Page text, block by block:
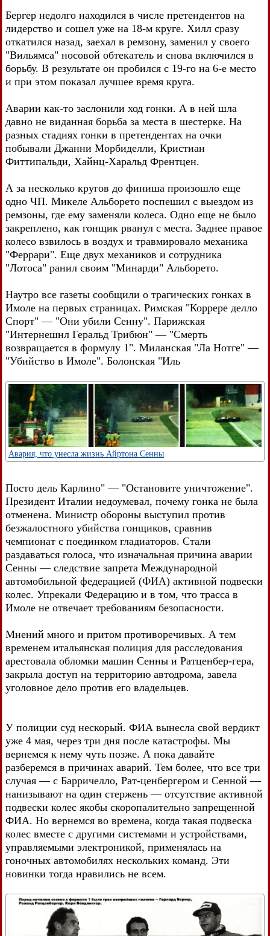
Бергер недолго находился в числе претендентов на
лидерство и сошел уже на 18-м круге. Хилл сразу
откатился назад, заехал в ремзону, заменил у своего
"Вильямса" носовой обтекатель и снова включился в
борьбу. В результате он пробился с 19-го на 6-е место
и при этом показал лучшее время круга.
Аварии как-то заслонили ход гонки. А в ней шла
давно не виданная борьба за места в шестерке. На
разных стадиях гонки в претендентах на очки
побывали Джанни Морбиделли, Кристиан
Фиттипальди, Хайнц-Харальд Френтцен.
А за несколько кругов до финиша произошло еще
одно ЧП. Микеле Альборето поспешил с выездом из
ремзоны, где ему заменяли колеса. Одно еще не было
закреплено, как гонщик рванул с места. Заднее правое
колесо взвилось в воздух и травмировало механика
"Феррари". Еще двух механиков и сотрудника
"Лотоса" ранил своим "Минарди" Альборето.
Наутро все газеты сообщили о трагических гонках в
Имоле на первых страницах. Римская "Коррере делло
Спорт" — "Они убили Сенну". Парижская
"Интернешнл Геральд Трибюн" — "Смерть
возвращается в формулу 1". Миланская "Ла Нотге" —
"Убийство в Имоле". Болонская "Иль
Авария, что унесла жизнь Айртона Сенны
Посто дель Карлино" — "Остановите уничтожение".
Президент Италии недоумевал, почему гонка не была
отменена. Министр обороны выступил против
безжалостного убийства гонщиков, сравнив
чемпионат с поединком гладиаторов. Стали
раздаваться голоса, что изначальная причина аварии
Сенны — следствие запрета Международной
автомобильной федерацией (ФИА) активной подвески
колес. Упрекали Федерацию и в том, что трасса в
Имоле не отвечает требованиям безопасности.
Мнений много и притом противоречивых. А тем
временем итальянская полиция для расследования
арестовала обломки машин Сенны и Ратценбер-гера,
закрыла доступ на территорию автодрома, завела
уголовное дело против его владельцев.
У полиции суд нескорый. ФИА вынесла свой вердикт
уже 4 мая, через три дня после катастрофы. Мы
вернемся к нему чуть позже. А пока давайте
разберемся в причинах аварий. Тем более, что все три
случая — с Барричелло, Рат-ценбергером и Сенной —
нанизывают на один стержень — отсутствие активной
подвески колес якобы скоропалительно запрещенной
ФИА. Но вернемся во времена, когда такая подвеска
колес вместе с другими системами и устройствами,
управляемыми электроникой, применялась на
гоночных автомобилях нескольких команд. Эти
новинки тогда нравились не всем.